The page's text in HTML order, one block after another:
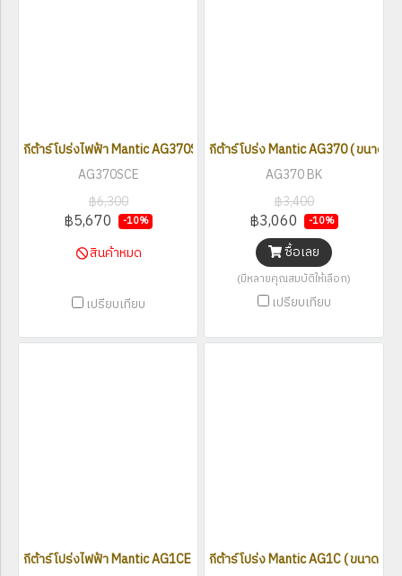
กีต้าร์โปร่งไฟฟ้า Mantic AG370SCE ( Solid Top ) ขนาด 41 นิ้ว
AG370SCE
฿6,300
฿5,670 -10%
สินค้าหมด
เปรียบเทียบ
กีต้าร์โปร่ง Mantic AG370 ( ขนาด
AG370 BK
฿3,400
฿3,060 -10%
ซื้อเลย
(มีหลายคุณสมบัติให้เลือก)
เปรียบเทียบ
กีต้าร์โปร่งไฟฟ้า Mantic AG1CE ( ขนาด 41 นิ้ว )กีต้าร์โปร่ง Mantic AG1C ( ขนาด 41